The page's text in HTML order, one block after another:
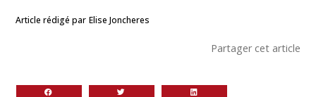
Article rédigé par Elise Joncheres
Partager cet article